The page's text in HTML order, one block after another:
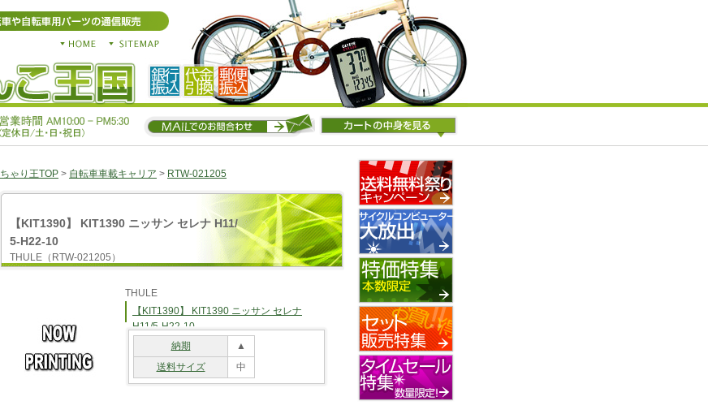
ちゃり王TOP > 自転車車載キャリア > RTW-021205
【KIT1390】 KIT1390 ニッサン セレナ H11/
5-H22-10
THULE（RTW-021205）
THULE
【KIT1390】 KIT1390 ニッサン セレナ
H11/5-H22-10
納期
▲
送料サイズ
中